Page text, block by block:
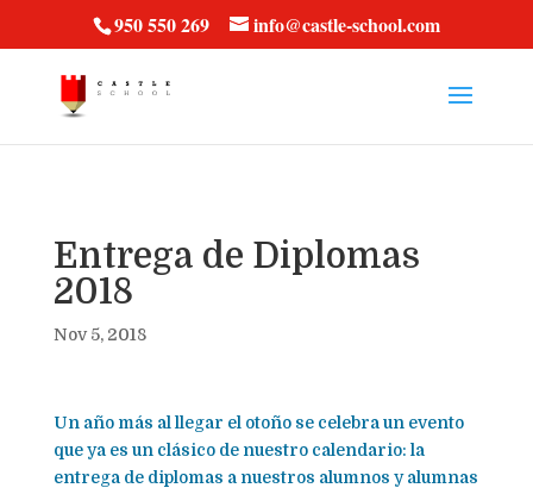
950 550 269 info@castle-school.com
Entrega de Diplomas
2018
Nov 5, 2018
Un año más al llegar el otoño se celebra un evento
que ya es un clásico de nuestro calendario: la
entrega de diplomas a nuestros alumnos y alumnas